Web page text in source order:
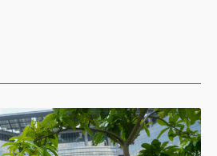
部國健署指出，目前肺癌有公費
年人進行篩檢」，但仍提醒民眾